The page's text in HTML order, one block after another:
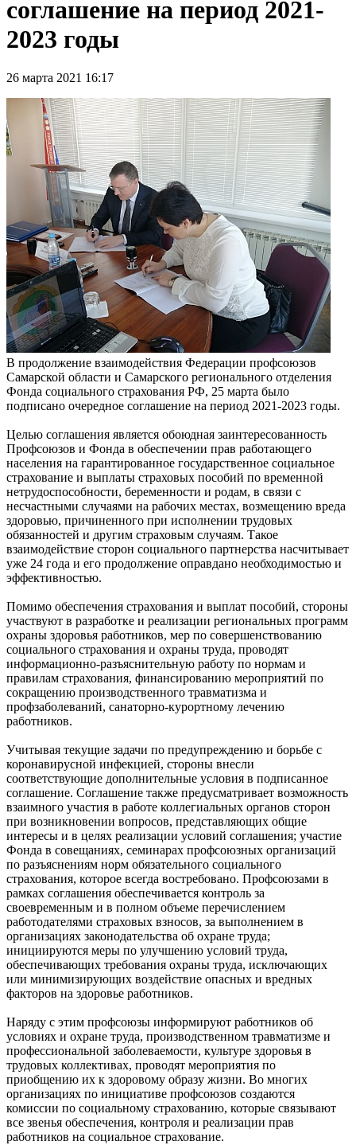
соглашение на период 2021-
2023 годы
26 марта 2021 16:17
В продолжение взаимодействия Федерации профсоюзов
Самарской области и Самарского регионального отделения
Фонда социального страхования РФ, 25 марта было
подписано очередное соглашение на период 2021-2023 годы.
Целью соглашения является обоюдная заинтересованность
Профсоюзов и Фонда в обеспечении прав работающего
населения на гарантированное государственное социальное
страхование и выплаты страховых пособий по временной
нетрудоспособности, беременности и родам, в связи с
несчастными случаями на рабочих местах, возмещению вреда
здоровью, причиненного при исполнении трудовых
обязанностей и другим страховым случаям. Такое
взаимодействие сторон социального партнерства насчитывает
уже 24 года и его продолжение оправдано необходимостью и
эффективностью.
Помимо обеспечения страхования и выплат пособий, стороны
участвуют в разработке и реализации региональных программ
охраны здоровья работников, мер по совершенствованию
социального страхования и охраны труда, проводят
информационно-разъяснительную работу по нормам и
правилам страхования, финансированию мероприятий по
сокращению производственного травматизма и
профзаболеваний, санаторно-курортному лечению
работников.
Учитывая текущие задачи по предупреждению и борьбе с
коронавирусной инфекцией, стороны внесли
соответствующие дополнительные условия в подписанное
соглашение. Соглашение также предусматривает возможность
взаимного участия в работе коллегиальных органов сторон
при возникновении вопросов, представляющих общие
интересы и в целях реализации условий соглашения; участие
Фонда в совещаниях, семинарах профсоюзных организаций
по разъяснениям норм обязательного социального
страхования, которое всегда востребовано. Профсоюзами в
рамках соглашения обеспечивается контроль за
своевременным и в полном объеме перечислением
работодателями страховых взносов, за выполнением в
организациях законодательства об охране труда;
инициируются меры по улучшению условий труда,
обеспечивающих требования охраны труда, исключающих
или минимизирующих воздействие опасных и вредных
факторов на здоровье работников.
Наряду с этим профсоюзы информируют работников об
условиях и охране труда, производственном травматизме и
профессиональной заболеваемости, культуре здоровья в
трудовых коллективах, проводят мероприятия по
приобщению их к здоровому образу жизни. Во многих
организациях по инициативе профсоюзов создаются
комиссии по социальному страхованию, которые связывают
все звенья обеспечения, контроля и реализации прав
работников на социальное страхование.